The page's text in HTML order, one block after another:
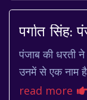
पर्गात सिंह:
पंजाब की धरती
उनमें से एक नाम है
बल्कि एक प्रेरणा
read more